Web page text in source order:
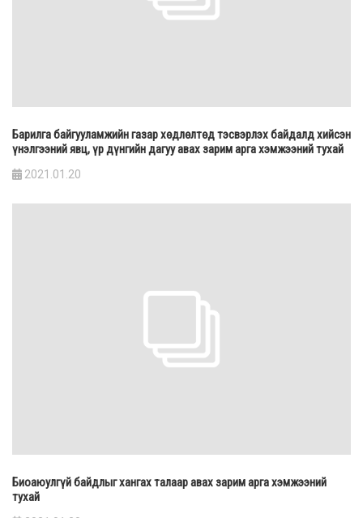
Барилга байгууламжийн газар хөдлөлтөд тэсвэрлэх байдалд хийсэн
үнэлгээний явц, үр дүнгийн дагуу авах зарим арга хэмжээний тухай
2021.01.20
Биоаюулгүй байдлыг хангах талаар авах зарим арга хэмжээний
тухай